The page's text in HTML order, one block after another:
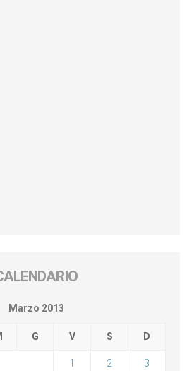
Marzo 2013
G V S D
1 2 3